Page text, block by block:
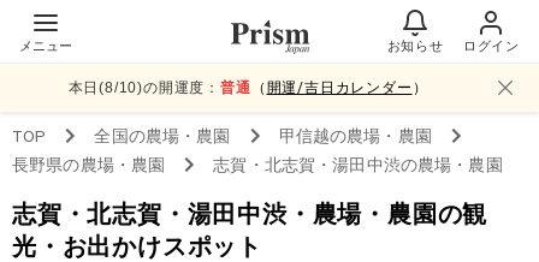
メニュー お知らせ ログイン
本日(8/10)の開運度：普通 （ 開運/吉日カレンダー ）
TOP 全国の農場・農園 甲信越の農場・農園
長野県の農場・農園 志賀・北志賀・湯田中渋の農場・農園
志賀・北志賀・湯田中渋・農場・農園の観
光・お出かけスポット